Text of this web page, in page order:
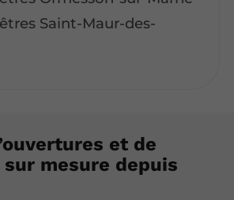
Saint-Maur-des-
et de
mesure depuis